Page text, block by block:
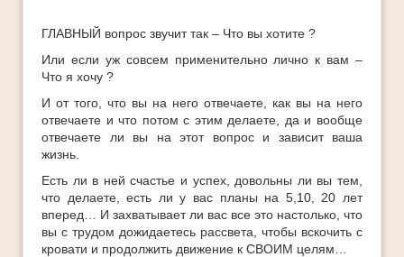
ГЛАВНЫЙ вопрос звучит так – Что вы хотите ?
Или если уж совсем применительно лично к вам –
Что я хочу ?
И от того, что вы на него отвечаете, как вы на него
отвечаете и что потом с этим делаете, да и вообще
отвечаете ли вы на этот вопрос и зависит ваша
жизнь.
Есть ли в ней счастье и успех, довольны ли вы тем,
что делаете, есть ли у вас планы на 5,10, 20 лет
вперед… И захватывает ли вас все это настолько, что
вы с трудом дожидаетесь рассвета, чтобы вскочить с
кровати и продолжить движение к СВОИМ целям…